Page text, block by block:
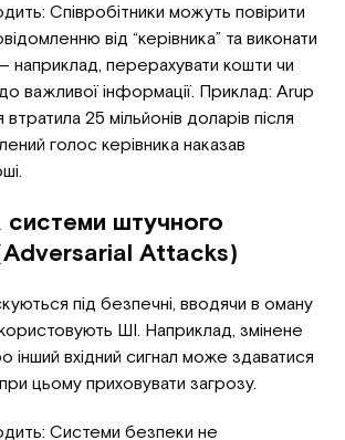
Співробітники можуть повірити
від “керівника” та виконати
наприклад, перерахувати кошти чи
важливої інформації. Приклад: Arup
25 мільйонів доларів після
голос керівника наказав
системи штучного
(Adversarial Attacks)
під безпечні, вводячи в оману
ШІ. Наприклад, змінене
інший вхідний сигнал може здаватися
цьому приховувати загрозу.
Системи безпеки не